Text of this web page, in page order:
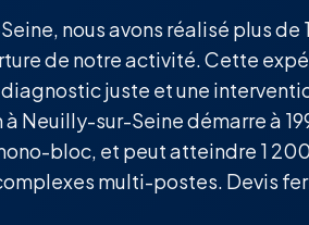
nous avons réalisé plus de
de notre activité. Cette
juste et une
Neuilly-sur-Seine démarre à
bloc, et peut atteindre 1
multi-postes. Devis